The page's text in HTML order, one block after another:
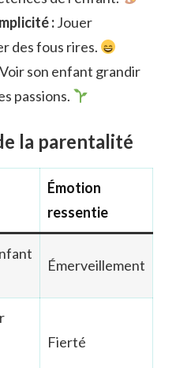
:Jouer
des fous rires.
Voir son enfant grandir
passions.
la parentalité
Émotion
ressentie
Émerveillement
Fierté